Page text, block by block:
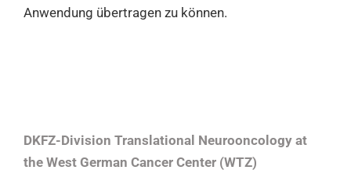
Anwendung übertragen zu können.
DKFZ-Division Translational Neurooncology at
the West German Cancer Center (WTZ)